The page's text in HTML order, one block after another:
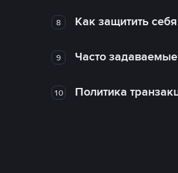
8 Как защитить
9 Часто
10 Политика